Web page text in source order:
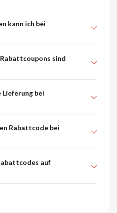
kann ich bei
sind
bei
Rabattcode bei
auf